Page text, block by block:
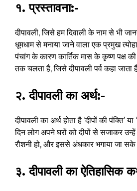
१. प्रस्तावना:-
दीपावली, जिसे हम दिवाली के नाम से भी
धूमधाम से मनाया जाने वाला एक प्रमुख
पंचांग के कारण कार्तिक मास के कृष्ण पक्ष
तक चलता है, जिसे दीपावली पर्व कहा जाता
२. दीपावली का अर्थ:-
दीपावली का अर्थ होता है ‘दीपों की पंक्ति’
दिन लोग अपने घरों को दीपों से सजाकर
रौशनी हो, और इससे अंधकार भगाया जा
३. दीपावली का ऐतिहासिक